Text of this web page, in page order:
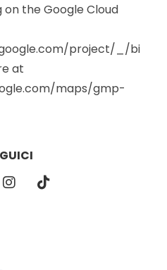
on the Google Cloud
project/_/bi
at
maps/gmp-